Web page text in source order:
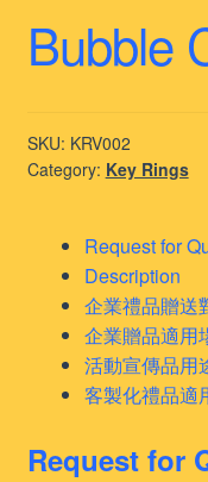
Bubble
SKU: KRV002
Category: Key Rings
Request for
Description
企業禮品贈送
企業贈品適用
活動宣傳品用
客製化禮品適
Request for